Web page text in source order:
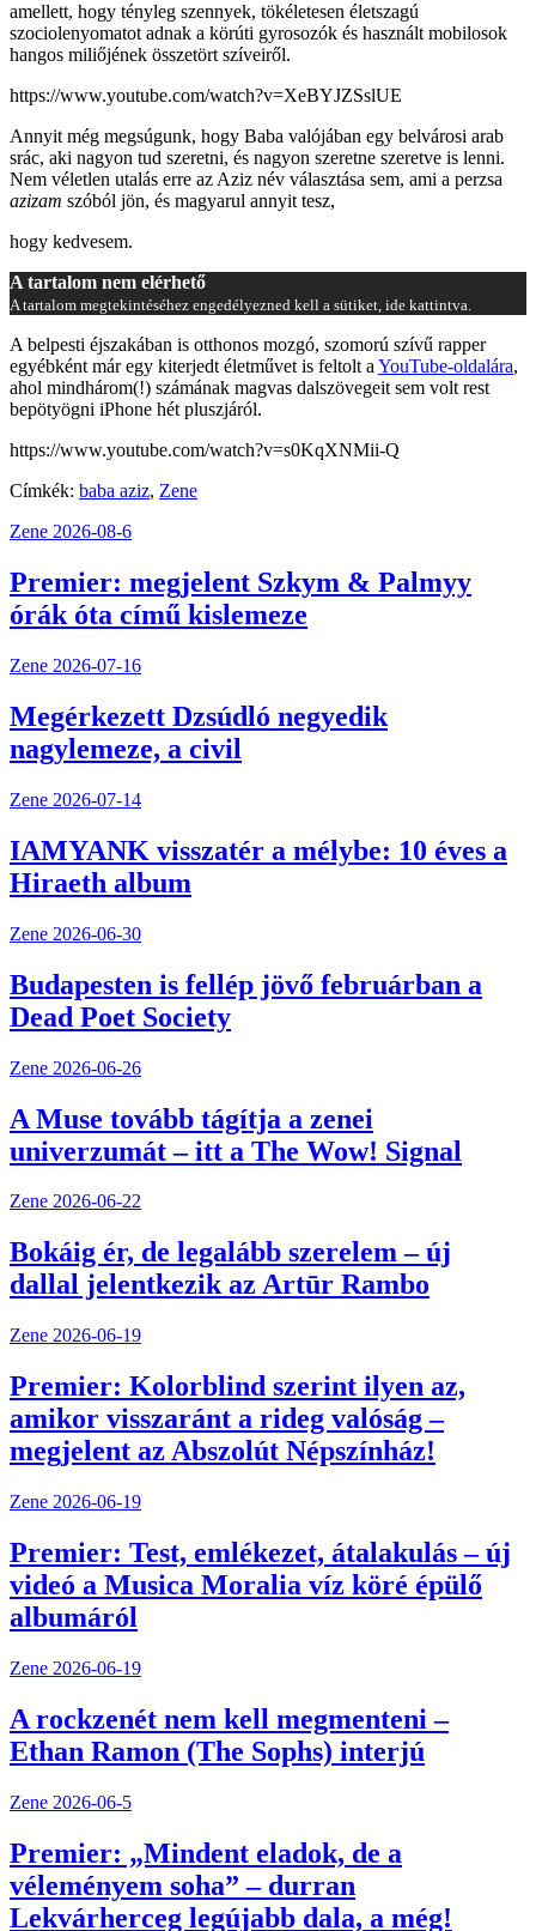
amellett, hogy tényleg szennyek, tökéletesen életszagú
szociolenyomatot adnak a körúti gyrosozók és használt mobilosok
hangos miliőjének összetört szíveiről.
https://www.youtube.com/watch?v=XeBYJZSslUE
Annyit még megsúgunk, hogy Baba valójában egy belvárosi arab
srác, aki nagyon tud szeretni, és nagyon szeretne szeretve is lenni.
Nem véletlen utalás erre az Aziz név választása sem, ami a perzsa
azizam szóból jön, és magyarul annyit tesz,
hogy kedvesem.
A tartalom nem elérhető
A tartalom megtekintéséhez engedélyezned kell a sütiket, ide kattintva.
A belpesti éjszakában is otthonos mozgó, szomorú szívű rapper
egyébként már egy kiterjedt életművet is feltolt aYouTube-oldalára,
ahol mindhárom(!) számának magvas dalszövegeit sem volt rest
bepötyögni iPhone hét pluszjáról.
https://www.youtube.com/watch?v=s0KqXNMii-Q
Címkék: baba aziz, Zene
Zene 2026-08-6
Premier: megjelent Szkym & Palmyy
órák óta című kislemeze
Zene 2026-07-16
Megérkezett Dzsúdló negyedik
nagylemeze, a civil
Zene 2026-07-14
IAMYANK visszatér a mélybe: 10 éves a
Hiraeth album
Zene 2026-06-30
Budapesten is fellép jövő februárban a
Dead Poet Society
Zene 2026-06-26
A Muse tovább tágítja a zenei
univerzumát – itt a The Wow! Signal
Zene 2026-06-22
Bokáig ér, de legalább szerelem – új
dallal jelentkezik az Artūr Rambo
Zene 2026-06-19
Premier: Kolorblind szerint ilyen az,
amikor visszaránt a rideg valóság –
megjelent az Abszolút Népszínház!
Zene 2026-06-19
Premier: Test, emlékezet, átalakulás – új
videó a Musica Moralia víz köré épülő
albumáról
Zene 2026-06-19
A rockzenét nem kell megmenteni –
Ethan Ramon (The Sophs) interjú
Zene 2026-06-5
Premier: „Mindent eladok, de a
véleményem soha” – durran
Lekvárherceg legújabb dala, a még!